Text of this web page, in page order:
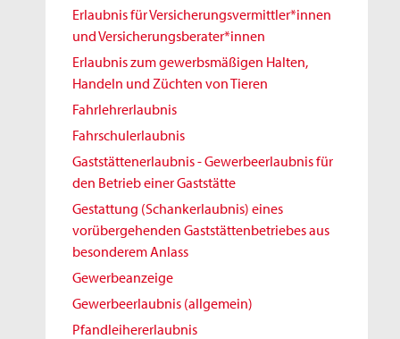
Erlaubnis für Versicherungsvermittler*innen
und Versicherungsberater*innen
Erlaubnis zum gewerbsmäßigen Halten,
Handeln und Züchten von Tieren
Fahrlehrerlaubnis
Fahrschulerlaubnis
Gaststättenerlaubnis - Gewerbeerlaubnis für
den Betrieb einer Gaststätte
Gestattung (Schankerlaubnis) eines
vorübergehenden Gaststättenbetriebes aus
besonderem Anlass
Gewerbeanzeige
Gewerbeerlaubnis (allgemein)
Pfandleihererlaubnis